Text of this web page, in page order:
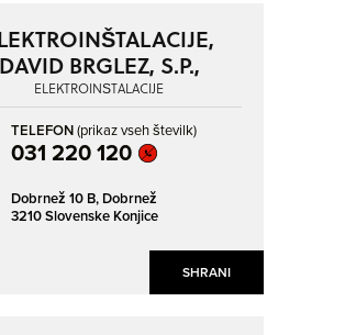
SHRANI
DAVID BRGLEZ, S.P.,
ELEKTROINŠTALACIJE
TELEFON(prikaz vseh številk)
031 220 120
Dobrnež 10 B, Dobrnež
3210 Slovenske Konjice